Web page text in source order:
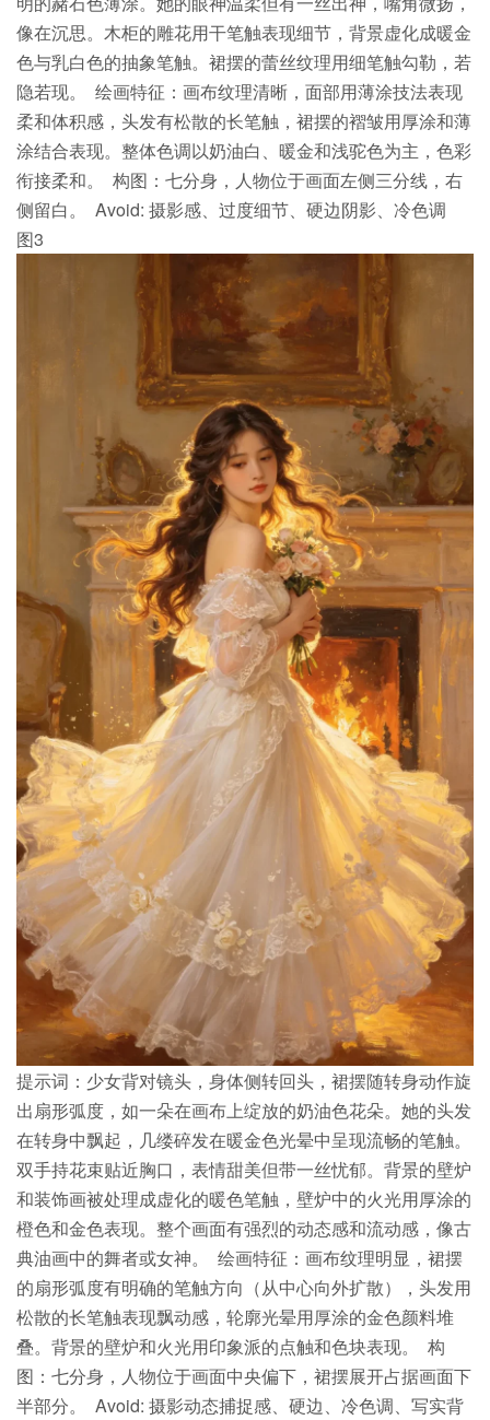
像在沉思。木柜的雕花用干笔触表现细节，背景虚化成暖金
色与乳白色的抽象笔触。裙摆的蕾丝纹理用细笔触勾勒，若
隐若现。 绘画特征：画布纹理清晰，面部用薄涂技法表现
柔和体积感，头发有松散的长笔触，裙摆的褶皱用厚涂和薄
涂结合表现。整体色调以奶油白、暖金和浅驼色为主，色彩
衔接柔和。 构图：七分身，人物位于画面左侧三分线，右
侧留白。 Avoid: 摄影感、过度细节、硬边阴影、冷色调
图3
提示词：少女背对镜头，身体侧转回头，裙摆随转身动作旋
出扇形弧度，如一朵在画布上绽放的奶油色花朵。她的头发
在转身中飘起，几缕碎发在暖金色光晕中呈现流畅的笔触。
双手持花束贴近胸口，表情甜美但带一丝忧郁。背景的壁炉
和装饰画被处理成虚化的暖色笔触，壁炉中的火光用厚涂的
橙色和金色表现。整个画面有强烈的动态感和流动感，像古
典油画中的舞者或女神。 绘画特征：画布纹理明显，裙摆
的扇形弧度有明确的笔触方向（从中心向外扩散），头发用
松散的长笔触表现飘动感，轮廓光晕用厚涂的金色颜料堆
叠。背景的壁炉和火光用印象派的点触和色块表现。 构
图：七分身，人物位于画面中央偏下，裙摆展开占据画面下
半部分。 Avoid: 摄影动态捕捉感、硬边、冷色调、写实背